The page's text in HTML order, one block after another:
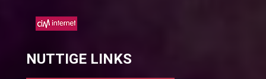
NUTTIGE LINKS